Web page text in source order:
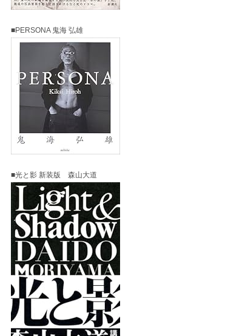
■PERSONA 鬼海 弘雄
■光と影 新装版 森山大道